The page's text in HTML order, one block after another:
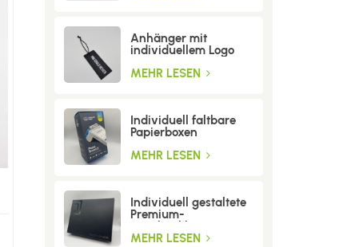
Anhänger mit
individuellem Logo
MEHR LESEN
Individuell faltbare
Papierboxen
MEHR LESEN
Individuell gestaltete
Premium-
Geschenkboxen aus
Wellpappe
MEHR LESEN